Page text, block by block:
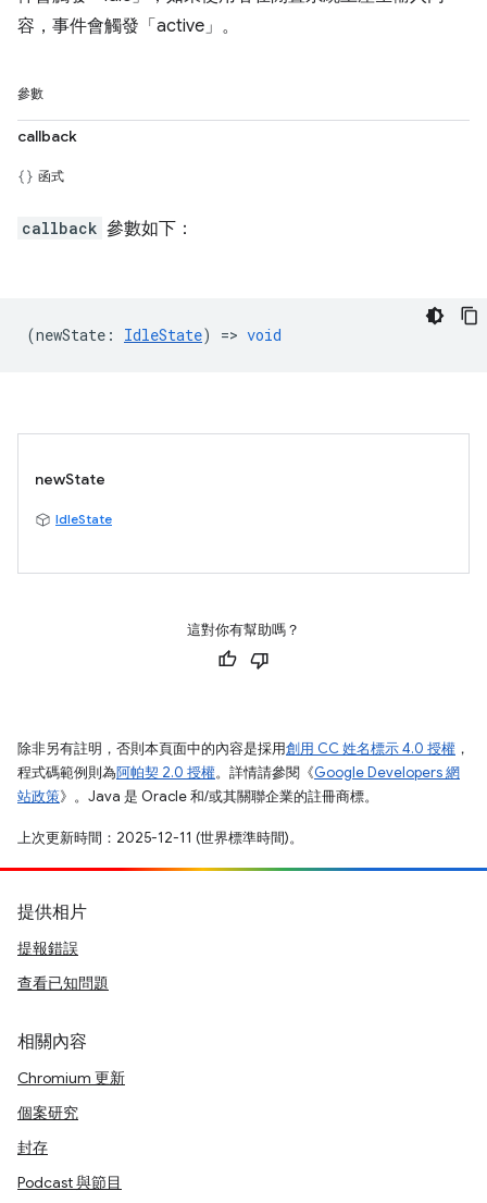
容，事件會觸發「active」。
參數
callback
函式
callback 參數如下：
(newState : IdleState) => void
newState
IdleState
這對你有幫助嗎？
除非另有註明，否則本頁面中的內容是採用創用 CC 姓名標示 4.0 授權 ，
程式碼範例則為阿帕契 2.0 授權。詳情請參閱《Google Developers 網
站政策》。Java 是 Oracle 和/或其關聯企業的註冊商標。
上次更新時間：2025-12-11 (世界標準時間)。
提供相片
提報錯誤
查看已知問題
相關內容
Chromium 更新
個案研究
封存
Podcast 與節目